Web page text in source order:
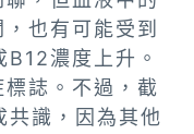
也有可能受到
濃度上升。
誌。不過，截
共識，因為其他